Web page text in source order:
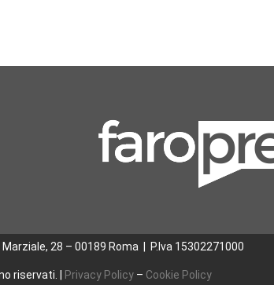
28 – 00189 Roma| P.Iva 15302271000
riservati. | Privacy Policy – Cookie Policy